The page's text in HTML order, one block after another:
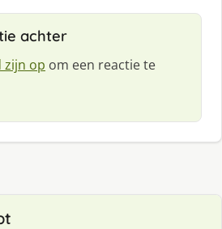
achter
zijn op om een reactie te